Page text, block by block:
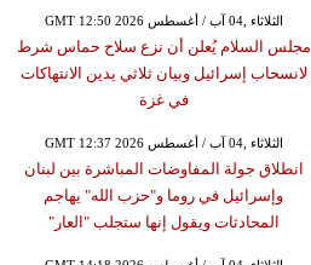
GMT 12:50 2026 الثلاثاء ,04 آب / أغسطس
مجلس السلام يُعلن أن نزع سلاح حماس شرط
لانسحاب إسرائيل وبيان ثلاثي يدين الانتهاكات
في غزة
GMT 12:37 2026 الثلاثاء ,04 آب / أغسطس
انطلاق جولة المفاوضات المباشرة بين لبنان
وإسرائيل في روما و"حزب الله" يهاجم
المحادثات ويقول إنها ستجلب "العار"